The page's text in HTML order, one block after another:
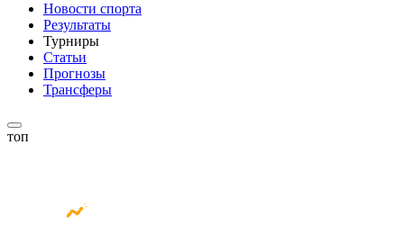
Новости спорта
Результаты
Турниры
Статьи
Прогнозы
Трансферы
топ